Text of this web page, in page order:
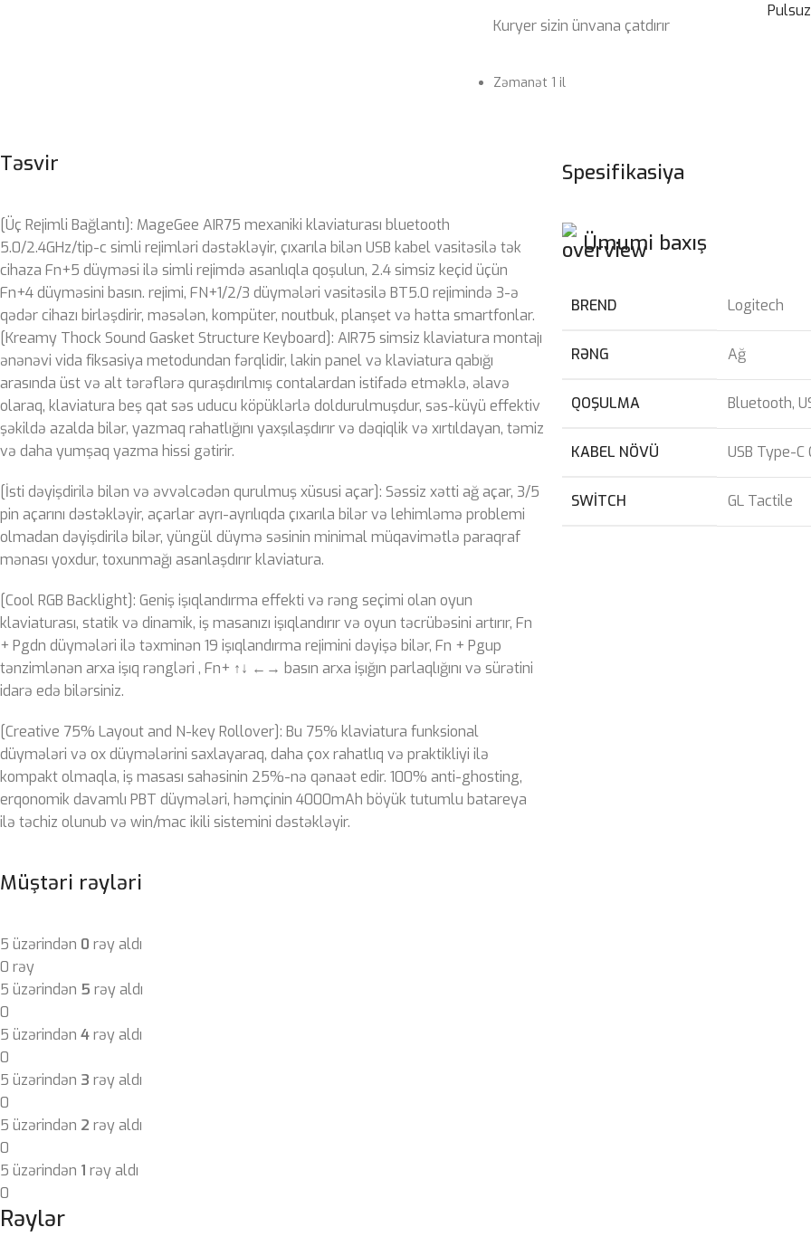
Kuryer sizin ünvana çatdırır
Pulsuz
Zəmanət 1 il
Təsvir
[Üç Rejimli Bağlantı]: MageGee AIR75 mexaniki klaviaturası bluetooth
5.0/2.4GHz/tip-c simli rejimləri dəstəkləyir, çıxarıla bilən USB kabel vasitəsilə tək
cihaza Fn+5 düyməsi ilə simli rejimdə asanlıqla qoşulun, 2.4 simsiz keçid üçün
Fn+4 düyməsini basın. rejimi, FN+1/2/3 düymələri vasitəsilə BT5.0 rejimində 3-ə
qədər cihazı birləşdirir, məsələn, kompüter, noutbuk, planşet və hətta smartfonlar.
[Kreamy Thock Sound Gasket Structure Keyboard]: AIR75 simsiz klaviatura montajı
ənənəvi vida fiksasiya metodundan fərqlidir, lakin panel və klaviatura qabığı
arasında üst və alt tərəflərə quraşdırılmış contalardan istifadə etməklə, əlavə
olaraq, klaviatura beş qat səs uducu köpüklərlə doldurulmuşdur, səs-küyü effektiv
şəkildə azalda bilər, yazmaq rahatlığını yaxşılaşdırır və dəqiqlik və xırtıldayan, təmiz
və daha yumşaq yazma hissi gətirir.
[İsti dəyişdirilə bilən və əvvəlcədən qurulmuş xüsusi açar]: Səssiz xətti ağ açar, 3/5
pin açarını dəstəkləyir, açarlar ayrı-ayrılıqda çıxarıla bilər və lehimləmə problemi
olmadan dəyişdirilə bilər, yüngül düymə səsinin minimal müqavimətlə paraqraf
mənası yoxdur, toxunmağı asanlaşdırır klaviatura.
[Cool RGB Backlight]: Geniş işıqlandırma effekti və rəng seçimi olan oyun
klaviaturası, statik və dinamik, iş masanızı işıqlandırır və oyun təcrübəsini artırır, Fn
+ Pgdn düymələri ilə təxminən 19 işıqlandırma rejimini dəyişə bilər, Fn + Pgup
tənzimlənən arxa işıq rəngləri , Fn+ ↑↓ ←→ basın arxa işığın parlaqlığını və sürətini
idarə edə bilərsiniz.
[Creative 75% Layout and N-key Rollover]: Bu 75% klaviatura funksional
düymələri və ox düymələrini saxlayaraq, daha çox rahatlıq və praktikliyi ilə
kompakt olmaqla, iş masası sahəsinin 25%-nə qənaət edir. 100% anti-ghosting,
erqonomik davamlı PBT düymələri, həmçinin 4000mAh böyük tutumlu batareya
ilə təchiz olunub və win/mac ikili sistemini dəstəkləyir.
Spesifikasiya
Ümumi baxış
BREND Logitech
RƏNG Ağ
QOŞULMA Bluetooth,
KABEL NÖVÜ USB Type-C
SWITCH GL Tactile
Müştəri rəyləri
5 üzərindən 0 rəy aldı
0 rəy
5 üzərindən 5 rəy aldı
0
5 üzərindən 4rəy aldı
0
5 üzərindən 3 rəy aldı
0
5 üzərindən 2 rəy aldı
0
5 üzərindən 1 rəy aldı
0
Rəylər